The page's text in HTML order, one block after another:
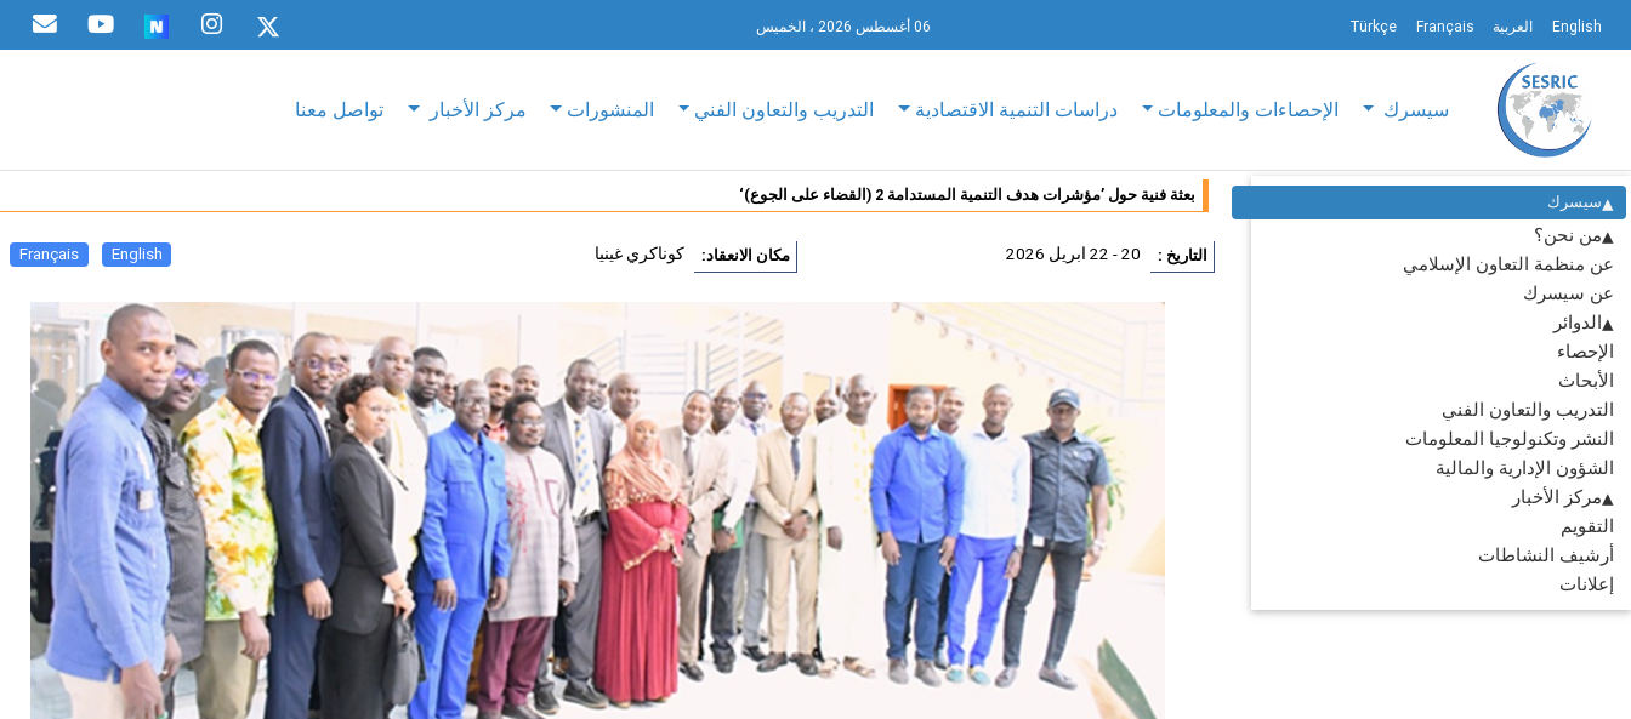
English العربية Français
Türkçe 06 أغسطس 2026 ، الخميس
سيسرك الإحصاءات والمعلومات دراسات التنمية الاقتصادية التدريب والتعاون الفني المنشورات مركز الأخبار تواصل معنا
سيسرك
من نحن؟
عن منظمة التعاون الإسلامي
عن سيسرك
الدوائر
الإحصاء
الأبحاث
التدريب والتعاون الفني
النشر وتكنولوجيا المعلومات
الشؤون الإدارية والمالية
مركز الأخبار
التقويم
أرشيف النشاطات
إعلانات
بعثة فنية حول ’مؤشرات هدف التنمية المستدامة 2 (القضاء على الجوع)‘
التاريخ : 20 - 22 ابريل 2026 مكان الانعقاد: كوناكري غينيا English
Français